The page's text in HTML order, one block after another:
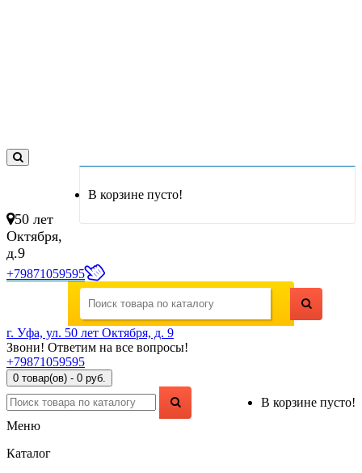
В корзине пусто!
50 лет
Октября,
д.9
+79871059595
г. Уфа, ул. 50 лет Октября, д. 9
Звони! Ответим на все вопросы!
+79871059595
0 товар(ов) - 0 руб.
В корзине пусто!
Меню
Каталог